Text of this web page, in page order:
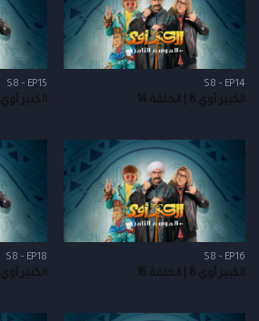
S8 - EP14
الكبير أوي 8 | الحلقة 14
S8 - EP15
الكبير أوي 8 | الحلقة 15
S8 - EP16
الكبير أوي 8 | الحلقة 16
S8 - EP18
الكبير أوي 8 | الحلقة 18